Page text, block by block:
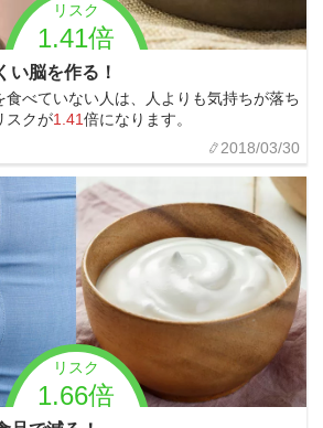
リスク
1.41倍
い脳を作る！
べていない人は、人よりも気持ちが落ち
スクが1.41倍になります。
2018/03/30
リスク
1.66倍